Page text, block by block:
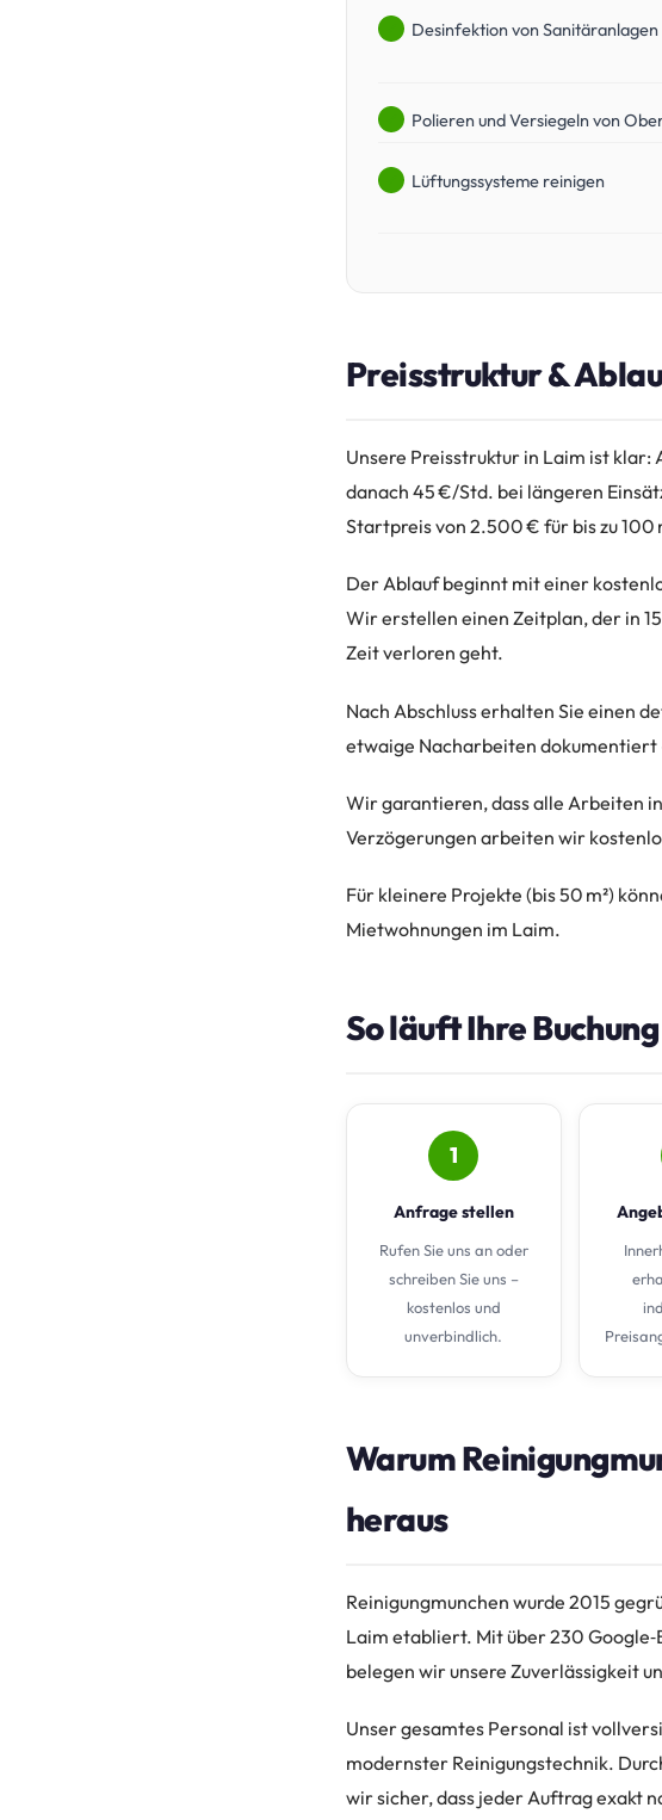
Desinfektion von Sanitäranlagen
Polieren und Versiegeln von
Lüftungssysteme reinigen
Preisstruktur &
Unsere Preisstruktur in Laim ist
danach 45 €/Std. bei längeren
Startpreis von 2.500 € für bis zu
Der Ablauf beginnt mit einer
Wir erstellen einen Zeitplan, der in
Zeit verloren geht.
Nach Abschluss erhalten Sie einen
etwaige Nacharbeiten dokumentiert
Wir garantieren, dass alle Arbeiten
Verzögerungen arbeiten wir
Für kleinere Projekte (bis 50 m²)
Mietwohnungen im Laim.
So läuft Ihre
1
Anfrage stellen
Rufen Sie uns an oder
schreiben Sie uns –
kostenlos und
unverbindlich.
Warum
heraus
Reinigungmunchen wurde 2015
Laim etabliert. Mit über 230
belegen wir unsere Zuverlässigkeit
Unser gesamtes Personal ist
modernster Reinigungstechnik.
wir sicher, dass jeder Auftrag exakt